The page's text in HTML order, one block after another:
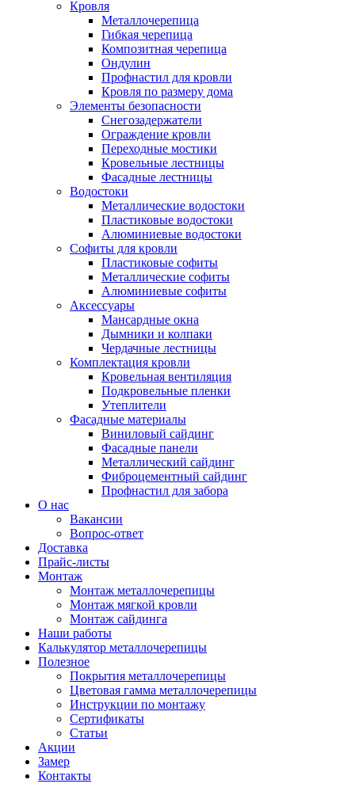
Кровля
Металлочерепица
Гибкая черепица
Композитная черепица
Ондулин
Профнастил для кровли
Кровля по размеру дома
Элементы безопасности
Снегозадержатели
Ограждение кровли
Переходные мостики
Кровельные лестницы
Фасадные лестницы
Водостоки
Металлические водостоки
Пластиковые водостоки
Алюминиевые водостоки
Софиты для кровли
Пластиковые софиты
Металлические софиты
Алюминиевые софиты
Аксессуары
Мансардные окна
Дымники и колпаки
Чердачные лестницы
Комплектация кровли
Кровельная вентиляция
Подкровельные пленки
Утеплители
Фасадные материалы
Виниловый сайдинг
Фасадные панели
Металлический сайдинг
Фиброцементный сайдинг
Профнастил для забора
О нас
Вакансии
Вопрос-ответ
Доставка
Прайс-листы
Монтаж
Монтаж металлочерепицы
Монтаж мягкой кровли
Монтаж сайдинга
Наши работы
Калькулятор металлочерепицы
Полезное
Покрытия металлочерепицы
Цветовая гамма металлочерепицы
Инструкции по монтажу
Сертификаты
Статьи
Акции
Замер
Контакты